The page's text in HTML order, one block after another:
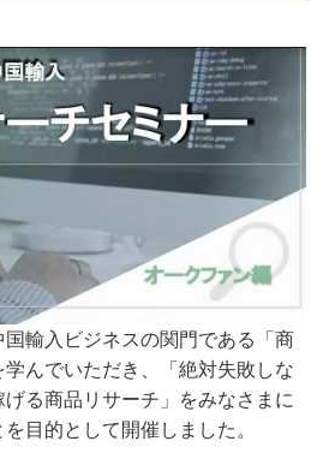
輸入ビジネスの関門である「商
んでいただき、「絶対失敗しな
る商品リサーチ」をみなさまに
目的として開催しました。